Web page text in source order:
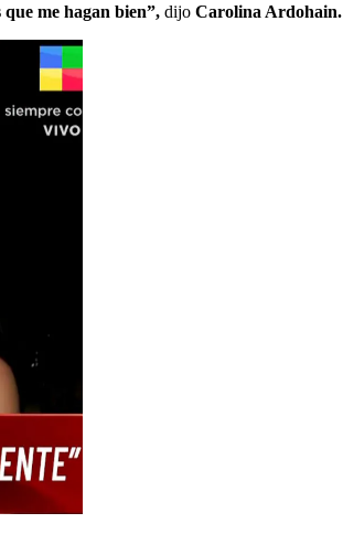
me hagan bien”, dijo Carolina Ardohain.